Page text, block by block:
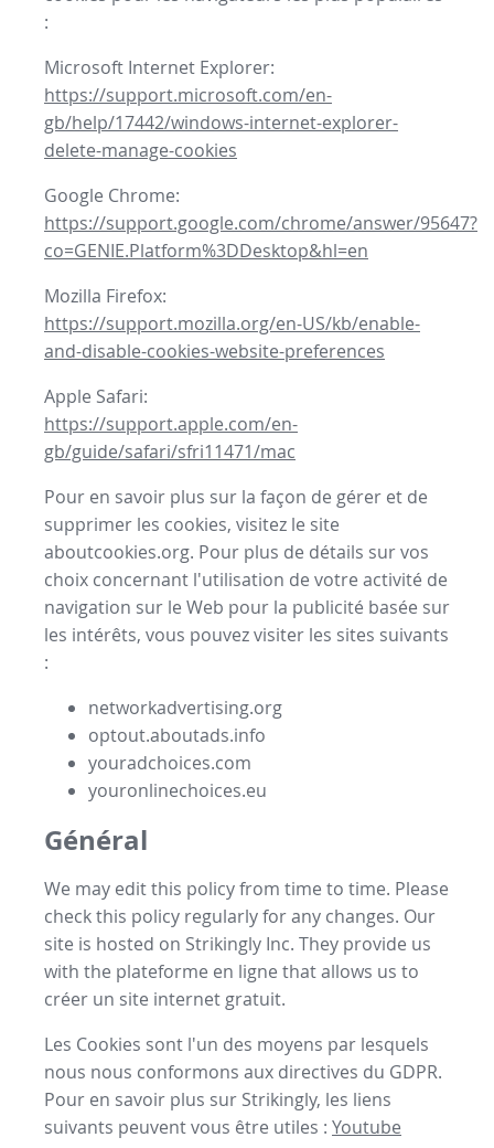
:
Microsoft Internet Explorer:
https://support.microsoft.com/en-
gb/help/17442/windows-internet-explorer-
delete-manage-cookies
Google Chrome:
https://support.google.com/chrome/answer/95647?
co=GENIE.Platform%3DDesktop&hl=en
Mozilla Firefox:
https://support.mozilla.org/en-US/kb/enable-
and-disable-cookies-website-preferences
Apple Safari:
https://support.apple.com/en-
gb/guide/safari/sfri11471/mac
Pour en savoir plus sur la façon de gérer et de
supprimer les cookies, visitez le site
aboutcookies.org. Pour plus de détails sur vos
choix concernant l'utilisation de votre activité de
navigation sur le Web pour la publicité basée sur
les intérêts, vous pouvez visiter les sites suivants
:
networkadvertising.org
optout.aboutads.info
youradchoices.com
youronlinechoices.eu
Général
We may edit this policy from time to time. Please
check this policy regularly for any changes. Our
site is hosted on Strikingly Inc. They provide us
with the plateforme en ligne that allows us to
créer un site internet gratuit.
Les Cookies sont l'un des moyens par lesquels
nous nous conformons aux directives du GDPR.
Pour en savoir plus sur Strikingly, les liens
suivants peuvent vous être utiles : Youtube